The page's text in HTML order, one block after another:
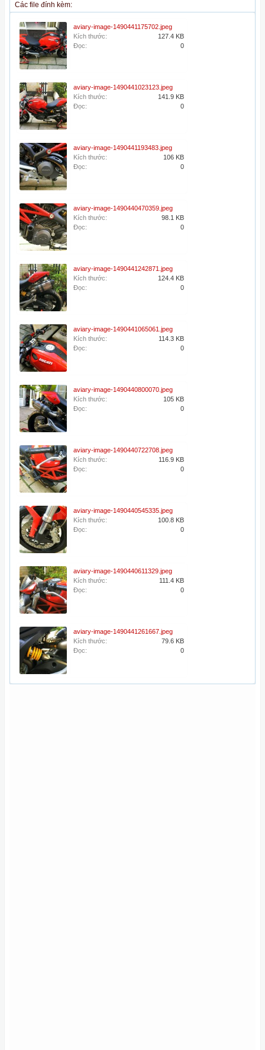
Các file đính kèm:
aviary-image-1490441175702.jpeg
Kích thước:
127.4 KB
Đọc:
0
aviary-image-1490441023123.jpeg
Kích thước:
141.9 KB
Đọc:
0
aviary-image-1490441193483.jpeg
Kích thước:
106 KB
Đọc:
0
aviary-image-1490440470359.jpeg
Kích thước:
98.1 KB
Đọc:
0
aviary-image-1490441242871.jpeg
Kích thước:
124.4 KB
Đọc:
0
aviary-image-1490441065061.jpeg
Kích thước:
114.3 KB
Đọc:
0
aviary-image-1490440800070.jpeg
Kích thước:
105 KB
Đọc:
0
aviary-image-1490440722708.jpeg
Kích thước:
116.9 KB
Đọc:
0
aviary-image-1490440545335.jpeg
Kích thước:
100.8 KB
Đọc:
0
aviary-image-1490440611329.jpeg
Kích thước:
111.4 KB
Đọc:
0
aviary-image-1490441261667.jpeg
Kích thước:
79.6 KB
Đọc:
0